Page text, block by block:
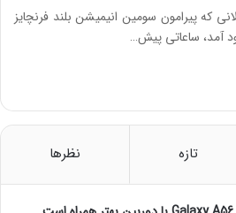
که پیرامون سومین انیمیشن بلند فرنچایز
تازه نظرها